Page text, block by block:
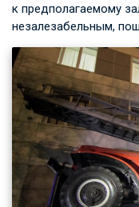
к предполагаемому
незалезабельным,